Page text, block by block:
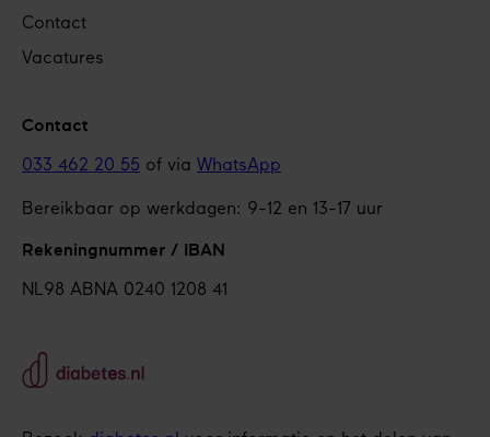
Contact
Vacatures
Contact
033 462 20 55 of via WhatsApp
Bereikbaar op werkdagen: 9-12 en 13-17 uur
Rekeningnummer / IBAN
NL98 ABNA 0240 1208 41